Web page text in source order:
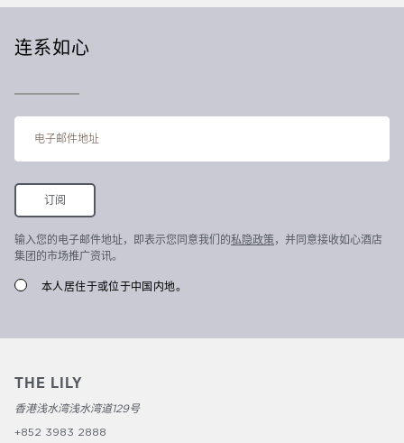
连系如心
输入您的电子邮件地址，即表示您同意我们的私隐政策 ，并同意接收如心酒店
集团的市场推广资讯。
本人居住于或位于中国内地。
THE LILY
香港浅水湾浅水湾道129号
+852 3983 2888